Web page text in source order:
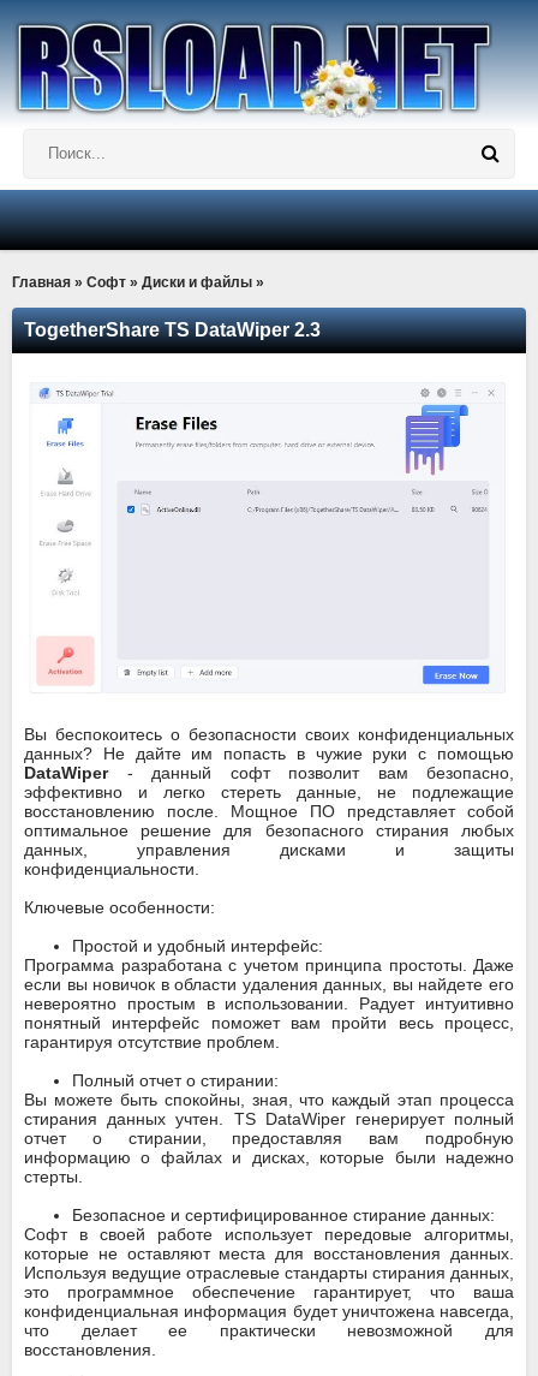
Главная » Софт » Диски и файлы »
TogetherShare TS DataWiper 2.3
Вы беспокоитесь о безопасности своих конфиденциальных
данных? Не дайте им попасть в чужие руки с помощью
DataWiper- данный софт позволит вам безопасно,
эффективно и легко стереть данные, не подлежащие
восстановлению после. Мощное ПО представляет собой
оптимальное решение для безопасного стирания любых
данных, управления дисками и защиты
конфиденциальности.
Ключевые особенности:
Простой и удобный интерфейс:
Программа разработана с учетом принципа простоты. Даже
если вы новичок в области удаления данных, вы найдете его
невероятно простым в использовании. Радует интуитивно
понятный интерфейс поможет вам пройти весь процесс,
гарантируя отсутствие проблем.
Полный отчет о стирании:
Вы можете быть спокойны, зная, что каждый этап процесса
стирания данных учтен. TS DataWiper генерирует полный
отчет о стирании, предоставляя вам подробную
информацию о файлах и дисках, которые были надежно
стерты.
Безопасное и сертифицированное стирание данных:
Софт в своей работе использует передовые алгоритмы,
которые не оставляют места для восстановления данных.
Используя ведущие отраслевые стандарты стирания данных,
это программное обеспечение гарантирует, что ваша
конфиденциальная информация будет уничтожена навсегда,
что делает ее практически невозможной для
восстановления.